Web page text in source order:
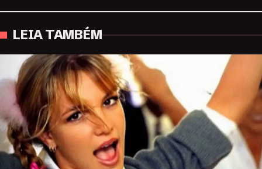
LEIA TAMBÉM